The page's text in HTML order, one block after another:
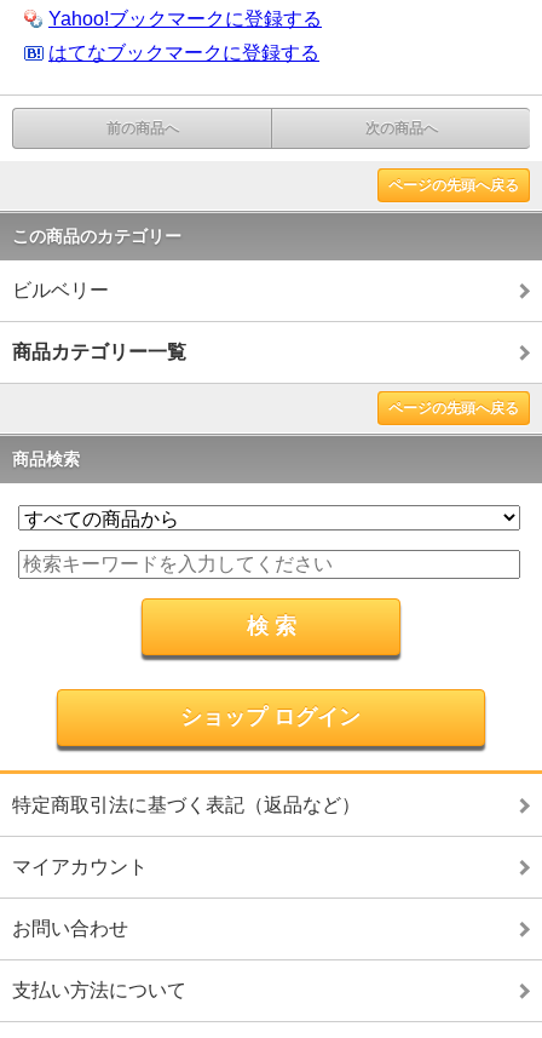
Yahoo!ブックマークに登録する
はてなブックマークに登録する
前の商品へ 次の商品へ
ページの先頭へ戻る
この商品のカテゴリー
ビルベリー
商品カテゴリー一覧
ページの先頭へ戻る
商品検索
ショップ ログイン
特定商取引法に基づく表記（返品など）
マイアカウント
お問い合わせ
支払い方法について